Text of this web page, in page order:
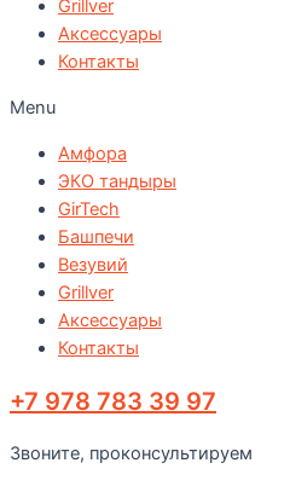
Grillver
Аксессуары
Контакты
Menu
Амфора
ЭКО тандыры
GirTech
Башпечи
Везувий
Grillver
Аксессуары
Контакты
+7 978 783 39 97
Звоните, проконсультируем